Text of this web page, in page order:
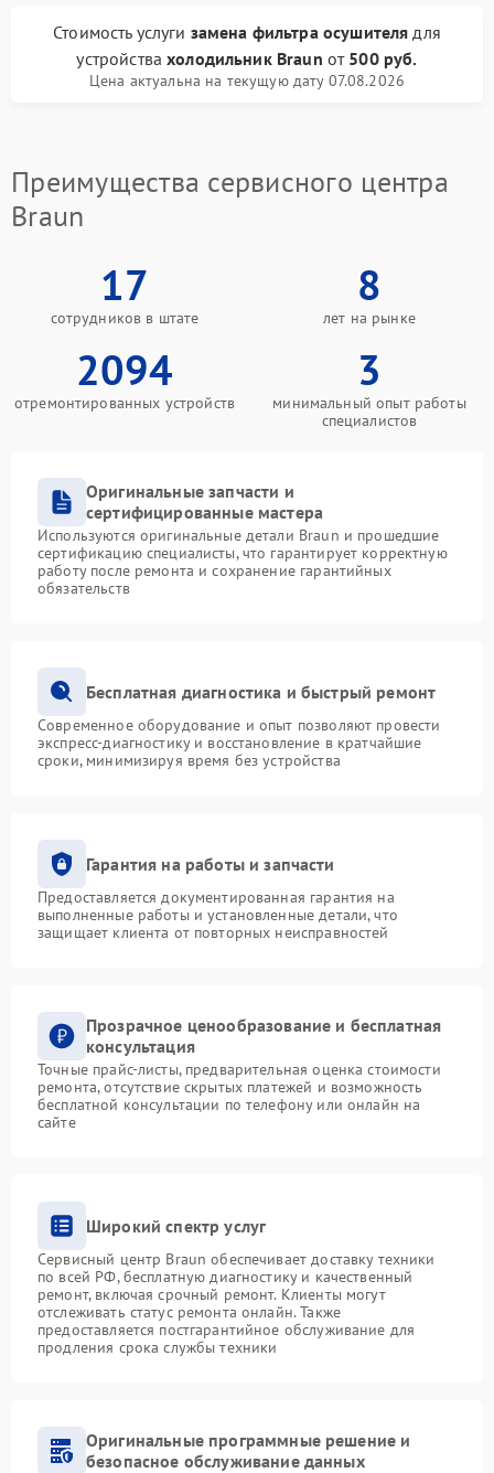
Стоимость услуги замена фильтра осушителя для
устройствахолодильник Braun от 500 руб.
Цена актуальна на текущую дату 07.08.2026
Преимущества сервисного центра
Braun
17
сотрудников в штате
8
лет на рынке
2094
отремонтированных устройств
3
минимальный опыт работы
специалистов
Оригинальные запчасти и
сертифицированные мастера
Используются оригинальные детали Braun и прошедшие
сертификацию специалисты, что гарантирует корректную
работу после ремонта и сохранение гарантийных
обязательств
Бесплатная диагностика и быстрый ремонт
Современное оборудование и опыт позволяют провести
экспресс-диагностику и восстановление в кратчайшие
сроки, минимизируя время без устройства
Гарантия на работы и запчасти
Предоставляется документированная гарантия на
выполненные работы и установленные детали, что
защищает клиента от повторных неисправностей
Прозрачное ценообразование и бесплатная
консультация
Точные прайс-листы, предварительная оценка стоимости
ремонта, отсутствие скрытых платежей и возможность
бесплатной консультации по телефону или онлайн на
сайте
Широкий спектр услуг
Сервисный центр Braun обеспечивает доставку техники
по всей РФ, бесплатную диагностику и качественный
ремонт, включая срочный ремонт. Клиенты могут
отслеживать статус ремонта онлайн. Также
предоставляется постгарантийное обслуживание для
продления срока службы техники
Оригинальные программные решение и
безопасное обслуживание данных